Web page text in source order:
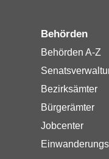
Behörden
Behörden A-Z
Bezirksämter
Bürgerämter
Jobcenter